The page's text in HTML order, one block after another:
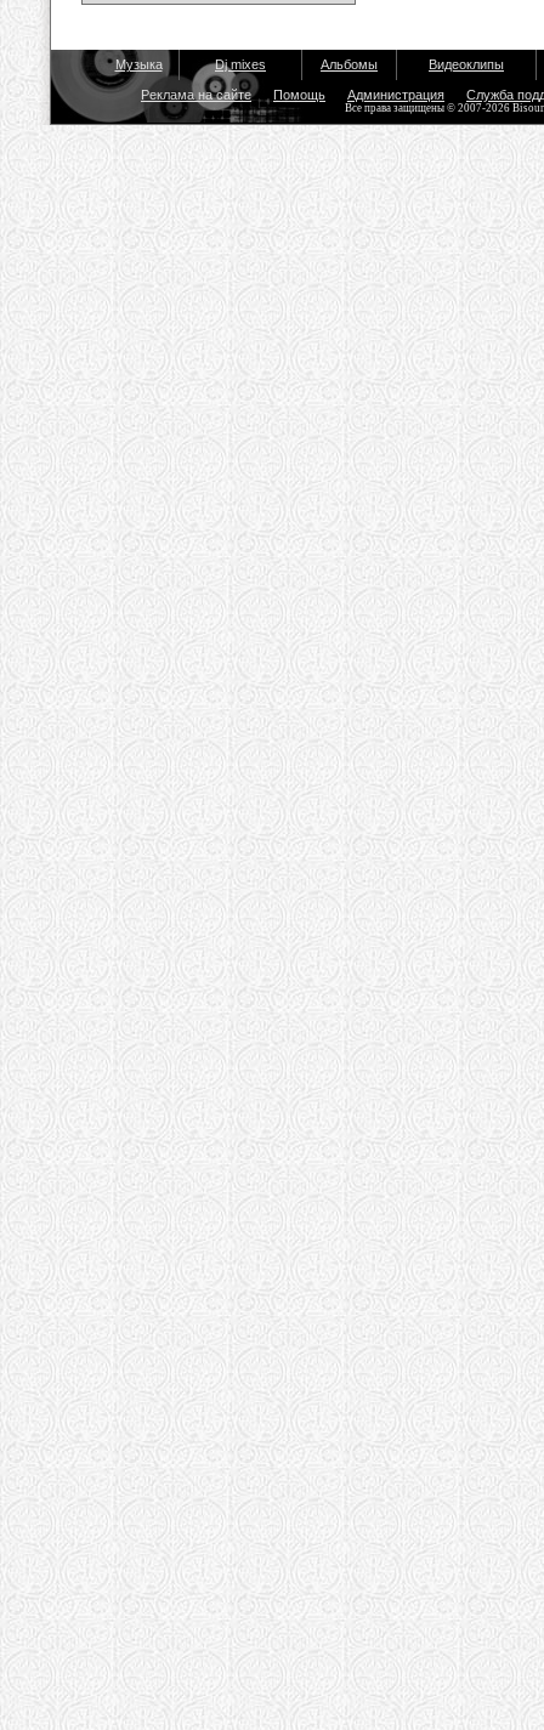
Музыка Dj mixes Альбомы Видеоклипы
Реклама на сайте Помощь Администрация Служба
Все права защищены © 2007-2026